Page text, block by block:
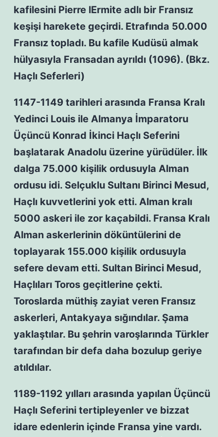
kafilesini Pierre lErmite adlı bir Fransız
keşişi harekete geçirdi. Etrafında 50.000
Fransız topladı. Bu kafile Kudüsü almak
hülyasıyla Fransadan ayrıldı (1096). (Bkz.
Haçlı Seferleri)
1147-1149 tarihleri arasında Fransa Kralı
Yedinci Louis ile Almanya İmparatoru
Üçüncü Konrad İkinci Haçlı Seferini
başlatarak Anadolu üzerine yürüdüler. İlk
dalga 75.000 kişilik ordusuyla Alman
ordusu idi. Selçuklu Sultanı Birinci Mesud,
Haçlı kuvvetlerini yok etti. Alman kralı
5000 askeri ile zor kaçabildi. Fransa Kralı
Alman askerlerinin döküntülerini de
toplayarak 155.000 kişilik ordusuyla
sefere devam etti. Sultan Birinci Mesud,
Haçlıları Toros geçitlerine çekti.
Toroslarda müthiş zayiat veren Fransız
askerleri, Antakyaya sığındılar. Şama
yaklaştılar. Bu şehrin varoşlarında Türkler
tarafından bir defa daha bozulup geriye
atıldılar.
1189-1192 yılları arasında yapılan Üçüncü
Haçlı Seferini tertipleyenler ve bizzat
idare edenlerin içinde Fransa yine vardı.